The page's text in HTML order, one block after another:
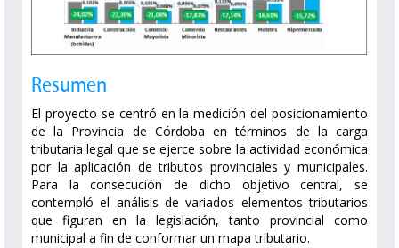
Resumen
El proyecto se centró en la medición del posicionamiento
de la Provincia de Córdoba en términos de la carga
tributaria legal que se ejerce sobre la actividad económica
por la aplicación de tributos provinciales y municipales.
Para la consecución de dicho objetivo central, se
contempló el análisis de variados elementos tributarios
que figuran en la legislación, tanto provincial como
municipal a fin de conformar un mapa tributario.